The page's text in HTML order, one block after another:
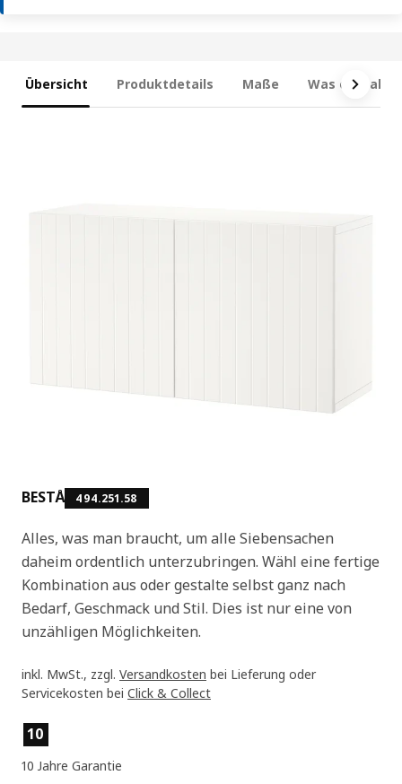
Übersicht Produktdetails Maße Was
BESTÅ 494.251.58
Alles, was man braucht, um alle Siebensachen
daheim ordentlich unterzubringen. Wähl eine fertige
Kombination aus oder gestalte selbst ganz nach
Bedarf, Geschmack und Stil. Dies ist nur eine von
unzähligen Möglichkeiten.
inkl. MwSt., zzgl. Versandkosten bei Lieferung oder
Servicekosten bei Click & Collect
Produktmerkmale
10
10 Jahre Garantie